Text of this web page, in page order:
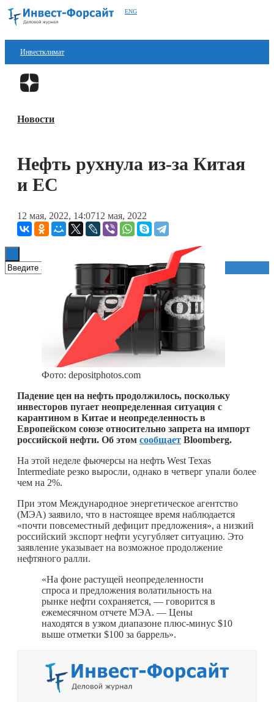
ENG
Инвестклимат
Финансы
Блокчейн
Технологии
Книги
Новости
Нефть рухнула из-за Китая
и ЕС
12 мая, 2022, 14:0712 мая, 2022
Фото: depositphotos.com
Падение цен на нефть продолжилось, поскольку
инвесторов пугает неопределенная ситуация с
карантином в Китае и неопределенность в
Европейском союзе относительно запрета на импорт
российской нефти. Об этом сообщает Bloomberg.
На этой неделе фьючерсы на нефть West Texas
Intermediate резко выросли, однако в четверг упали более
чем на 2%.
При этом Международное энергетическое агентство
(МЭА) заявило, что в настоящее время наблюдается
«почти повсеместный дефицит предложения», а низкий
российский экспорт нефти усугубляет ситуацию. Это
заявление указывает на возможное продолжение
нефтяного ралли.
«На фоне растущей неопределенности
спроса и предложения волатильность на
рынке нефти сохраняется, — говорится в
ежемесячном отчете МЭА. — Цены
находятся в узком диапазоне плюс-минус $10
выше отметки $100 за баррель».